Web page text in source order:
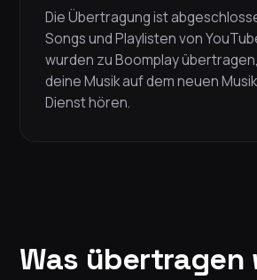
Die Übertragung ist
Songs und Playlisten von
wurden zu Boomplay
deine Musik auf dem neuen
Dienst hören.
Was übertragen